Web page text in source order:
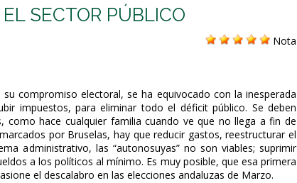
SECTOR PÚBLICO
Nota
su compromiso electoral, se ha equivocado con la inesperada
impuestos, para eliminar todo el déficit público. Se deben
como hace cualquier familia cuando ve que no llega a fin de
por Bruselas, hay que reducir gastos, reestructurar el
administrativo, las “autonosuyas” no son viables; suprimir
a los políticos al mínimo. Es muy posible, que esa primera
el descalabro en las elecciones andaluzas de Marzo.